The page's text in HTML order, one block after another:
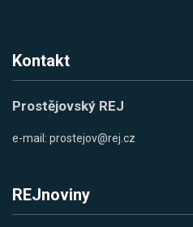
Kontakt
Prostějovský REJ
e-mail: prostejov@rej.cz
REJnoviny